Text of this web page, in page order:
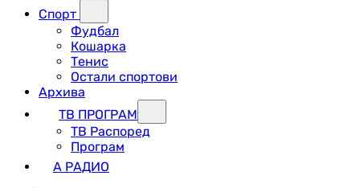
Спорт
Фудбал
Кошарка
Тенис
Остали спортови
Архива
ТВ ПРОГРАМ
ТВ Распоред
Програм
А РАДИО